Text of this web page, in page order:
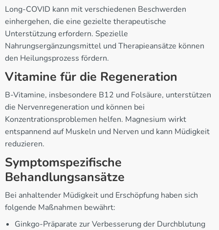
Long-COVID kann mit verschiedenen Beschwerden
einhergehen, die eine gezielte therapeutische
Unterstützung erfordern. Spezielle
Nahrungsergänzungsmittel und Therapieansätze können
den Heilungsprozess fördern.
Vitamine für die Regeneration
B-Vitamine, insbesondere B12 und Folsäure, unterstützen
die Nervenregeneration und können bei
Konzentrationsproblemen helfen. Magnesium wirkt
entspannend auf Muskeln und Nerven und kann Müdigkeit
reduzieren.
Symptomspezifische
Behandlungsansätze
Bei anhaltender Müdigkeit und Erschöpfung haben sich
folgende Maßnahmen bewährt:
Ginkgo-Präparate zur Verbesserung der Durchblutung